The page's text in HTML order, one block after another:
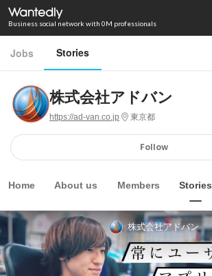
Business social network with 0M professionals
Jobs Stories
株式会社アドバン
https://ad-van.co.jp 東京都
Follow
Home About us Members Stories
株式会社アドバン